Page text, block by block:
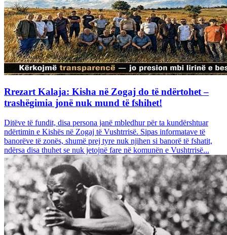
Rrezart Kalaja: Kisha në Zogaj do të ndërtohet –
trashëgimia jonë nuk mund të fshihet!
Ditëve të fundit, disa persona janë mbledhur për ta kundërshtuar
ndërtimin e Kishës në Zogaj të Vushtrrisë. Sipas informatave të
banorëve të zonës, shumë prej tyre nuk njihen si banorë të fshatit,
ndërsa disa thuhet se nuk jetojnë fare në komunën e Vushtrrisë...